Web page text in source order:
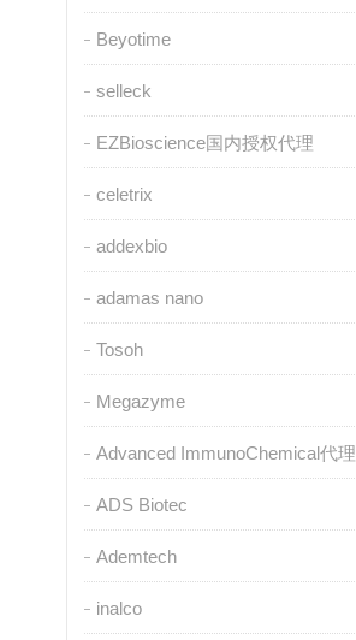
Beyotime
selleck
EZBioscience国内授权代理
celetrix
addexbio
adamas nano
Tosoh
Megazyme
Advanced ImmunoChemical代理
ADS Biotec
Ademtech
inalco